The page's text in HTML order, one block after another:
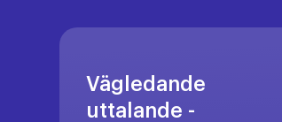
Vägledande
uttalande -